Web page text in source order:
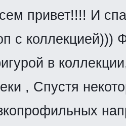
привет!!!! И
с коллекцией)))
в
, Спустя